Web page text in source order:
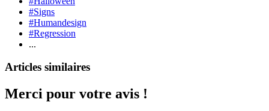
#Signs
#Humandesign
#Regression
...
Articles similaires
Merci pour votre avis !